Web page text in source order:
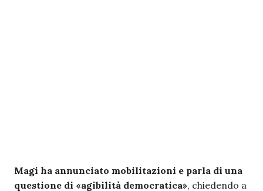
Magi ha annunciato mobilitazioni e parla di una
questione di «agibilità democratica», chiedendo a